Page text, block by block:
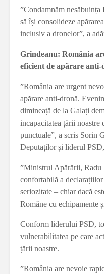
”Condamnăm
să își consolideze
inclusiv a dronelor”, a
Grindeanu: România
eficient de apărare anti-
”România are urgent
apărare anti-dronă.
dimineață de la Galați
incapacitatea țării noastre
punctuale”, a scris Sorin
Deputaților și liderul
”Ministrul Apărării, Radu
confortabilă a
seriozitate – chiar dacă
Române cu echipamente
Conform liderului PSD,
vulnerabilitatea pe care
țării noastre.
”România are nevoie